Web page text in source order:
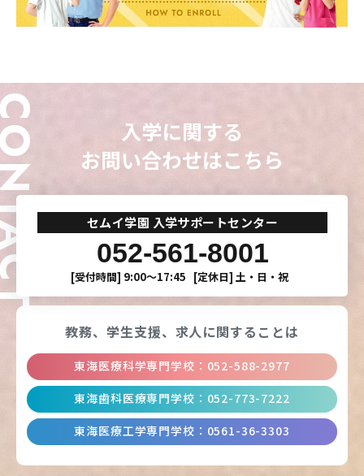
入学に関する
お問い合わせはこちら
セムイ学園 入学サポートセンター
052-561-8001
[受付時間] 9:00〜17:45 [定休日] 土・日・祝
教務、学生支援、 求人に関することは
東海医療科学専門学校 ： 052-588-2977
東海歯科医療専門学校 ： 052-773-7222
東海医療工学専門学校 ： 0561-36-3303
CLOSE
CLOSE
CLOSE
CLOSE